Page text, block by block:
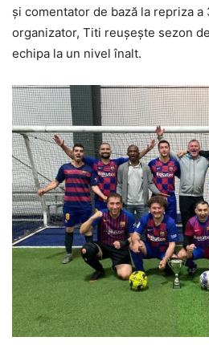
și comentator de bază la repriza a
organizator, Titi reușește sezon
echipa la un nivel înalt.